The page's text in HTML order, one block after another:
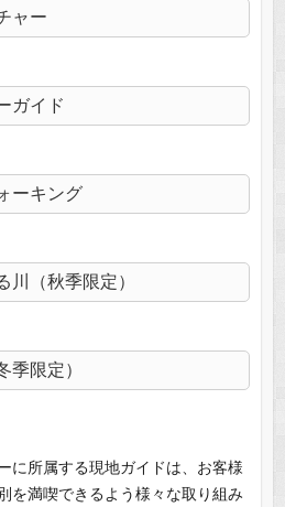
ャー
ガイド
ーキング
川（秋季限定）
季限定）
に所属する現地ガイドは、お客様
を満喫できるよう様々な取り組み